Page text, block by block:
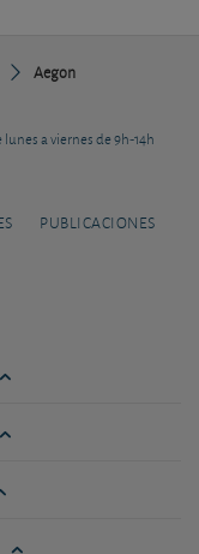
Aegon
lunes a viernes de 9h-14h
PUBLICACIONES